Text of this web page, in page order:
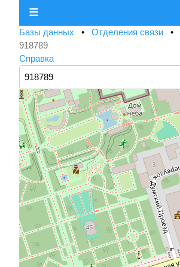
☰
Базы данных • Отделения связи •
918789
Справка